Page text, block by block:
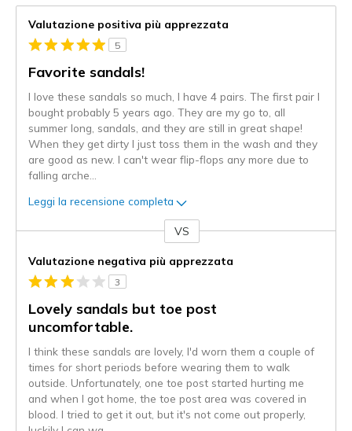
Valutazione positiva più apprezzata
5
Favorite sandals!
I love these sandals so much, I have 4 pairs. The first pair I
bought probably 5 years ago. They are my go to, all
summer long, sandals, and they are still in great shape!
When they get dirty I just toss them in the wash and they
are good as new. I can't wear flip-flops any more due to
falling arche
Leggi la recensione completa
VS
Valutazione negativa più apprezzata
3
Lovely sandals but toe post
uncomfortable.
I think these sandals are lovely, I'd worn them a couple of
times for short periods before wearing them to walk
outside. Unfortunately, one toe post started hurting me
and when I got home, the toe post area was covered in
blood. I tried to get it out, but it's not come out properly,